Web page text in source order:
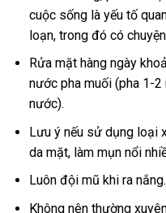
cuộc sống là yếu tố
loạn, trong đó có
Rửa mặt hàng ngày
nước pha muối (pha 1-
nước).
Lưu ý nếu sử dụng loại
da mặt, làm mụn nổi
Luôn đội mũ khi ra nắng.
Không nên thường